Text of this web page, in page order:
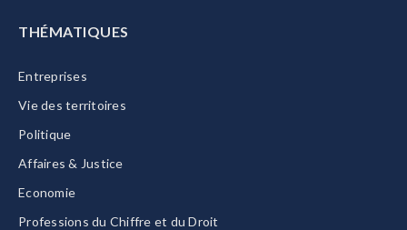
THÉMATIQUES
Entreprises
Vie des territoires
Politique
Affaires & Justice
Economie
Professions du Chiffre et du Droit